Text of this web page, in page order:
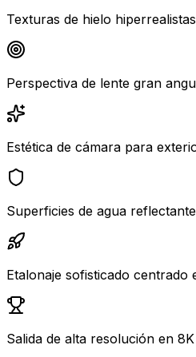
Texturas de hielo
Perspectiva de lente gran
Estética de cámara para
Superficies de agua
Etalonaje sofisticado
Salida de alta resolución en